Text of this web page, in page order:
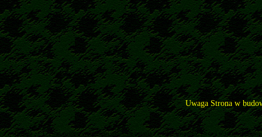
Uwaga Strona w
Pytania>>Legwan zielony - najczęściej zadawane pytania>>Jakie witaminy, po co i w jakich dawkach